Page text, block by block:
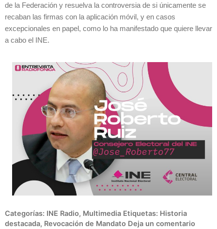
de la Federación y resuelva la controversia de si únicamente se
recaban las firmas con la aplicación móvil, y en casos
excepcionales en papel, como lo ha manifestado que quiere llevar
a cabo el INE.
Categorías: INE Radio, Multimedia Etiquetas: Historia
destacada, Revocación de Mandato Deja un comentario